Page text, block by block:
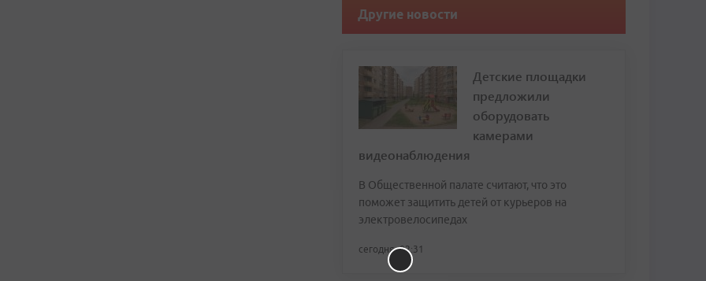
Другие новости
Детские площадки
предложили
оборудовать
камерами
видеонаблюдения
В Общественной палате считают, что это
поможет защитить детей от курьеров на
электровелосипедах
сегодня, 02:31